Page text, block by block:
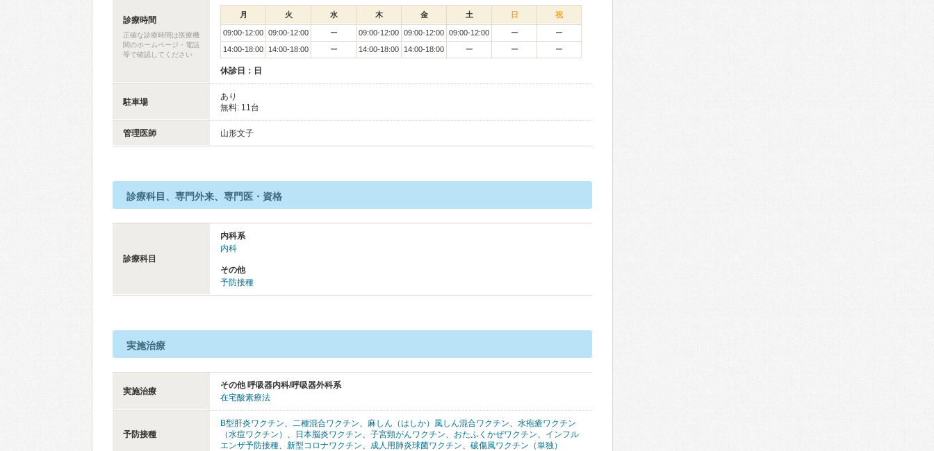
診療時間
正確な診療時間は医療機
関のホームページ・電話
等で確認してください
月 火 水 木 金 土 日 祝
09:00-12:00 09:00-12:00 ー 09:00-12:00 09:00-12:00 09:00-12:00 ー
ー
14:00-18:00
14:00-18:00 ー 14:00-18:00 14:00-18:00 ー ー ー
休診日：日
駐車場
あり
無料: 11台
管理医師 山形文子
診療科目、専門外来、専門医・資格
診療科目
内科系
内科
その他
予防接種
実施治療
実施治療
その他 呼吸器内科/呼吸器外科系
在宅酸素療法
予防接種
B型肝炎ワクチン、 二種混合ワクチン、 麻しん（はしか）風しん混合ワクチン、 水疱瘡ワクチン
（水痘ワクチン） 、 日本脳炎ワクチン、 子宮頸がんワクチン、 おたふくかぜワクチン、 インフル
エンザ予防接種、 新型コロナワクチン、 成人用肺炎球菌ワクチン、 破傷風ワクチン（単独）